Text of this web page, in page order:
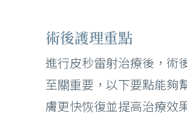
術後護理重點
進行皮秒雷射治療後，術
至關重要，以下要點能夠
膚更快恢復並提高治療效